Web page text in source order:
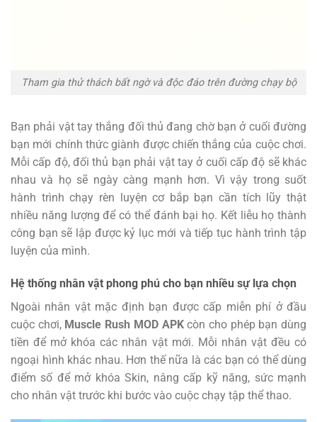
Tham gia thử thách bất ngờ và độc đáo trên đường chạy bộ
Bạn phải vật tay thắng đối thủ đang chờ bạn ở cuối đường
bạn mới chính thức giành được chiến thắng của cuộc chơi.
Mỗi cấp độ, đối thủ bạn phải vật tay ở cuối cấp độ sẽ khác
nhau và họ sẽ ngày càng mạnh hơn. Vì vậy trong suốt
hành trình chạy rèn luyện cơ bắp bạn cần tích lũy thật
nhiều năng lượng để có thể đánh bại họ. Kết liễu họ thành
công bạn sẽ lập được kỷ lục mới và tiếp tục hành trình tập
luyện của mình.
Hệ thống nhân vật phong phú cho bạn nhiều sự lựa chọn
Ngoài nhân vật mặc định bạn được cấp miễn phí ở đầu
cuộc chơi, Muscle Rush MOD APKcòn cho phép bạn dùng
tiền để mở khóa các nhân vật mới. Mỗi nhân vật đều có
ngoại hình khác nhau. Hơn thế nữa là các bạn có thể dùng
điểm số để mở khóa Skin, nâng cấp kỹ năng, sức mạnh
cho nhân vật trước khi bước vào cuộc chạy tập thể thao.